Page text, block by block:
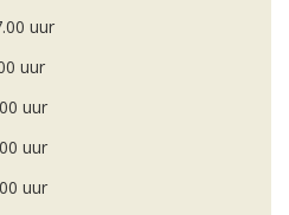
uur
uur
uur
uur
uur